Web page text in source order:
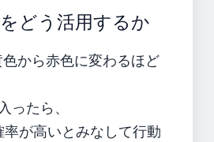
どう活用するか
から赤色に変わるほど
ったら、
が高いとみなして行動